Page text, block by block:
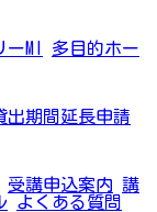
MI
多目的ホー
出期間延長申請
受講申込案内 講
よくある質問